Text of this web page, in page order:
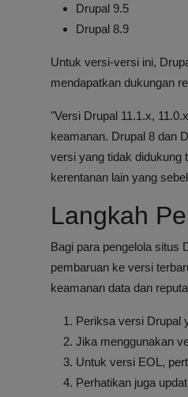
Drupal 9.5
Drupal 8.9
Untuk versi-versi ini,
mendapatkan dukungan
"Versi Drupal 11.1.x,
keamanan. Drupal 8 dan
versi yang tidak didukung
kerentanan lain yang
Langkah
Bagi para pengelola situs
pembaruan ke versi
keamanan data dan
Periksa versi Drupal
Jika menggunakan
Untuk versi EOL,
Perhatikan juga